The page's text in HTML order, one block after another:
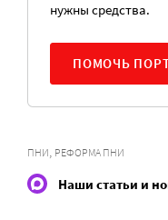
нужны средства.
ПОМОЧЬ
ПНИ, РЕФОРМА ПНИ
Наши статьи и